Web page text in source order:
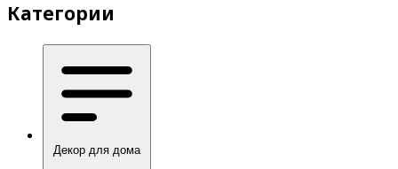
Категории
Декор для дома